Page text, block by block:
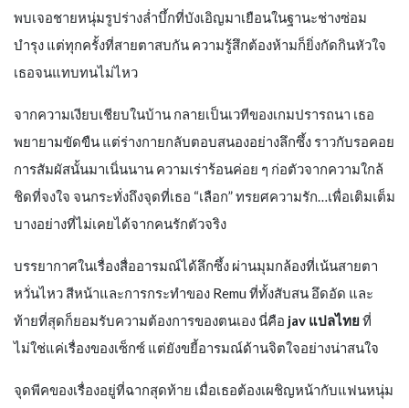
พบเจอชายหนุ่มรูปร่างล่ำบึ้กที่บังเอิญมาเยือนในฐานะช่างซ่อม
บำรุง แต่ทุกครั้งที่สายตาสบกัน ความรู้สึกต้องห้ามก็ยิ่งกัดกินหัวใจ
เธอจนแทบทนไม่ไหว
จากความเงียบเชียบในบ้าน กลายเป็นเวทีของเกมปรารถนา เธอ
พยายามขัดขืน แต่ร่างกายกลับตอบสนองอย่างลึกซึ้ง ราวกับรอคอย
การสัมผัสนั้นมาเนิ่นนาน ความเร่าร้อนค่อย ๆ ก่อตัวจากความใกล้
ชิดที่จงใจ จนกระทั่งถึงจุดที่เธอ “เลือก” ทรยศความรัก…เพื่อเติมเต็ม
บางอย่างที่ไม่เคยได้จากคนรักตัวจริง
บรรยากาศในเรื่องสื่ออารมณ์ได้ลึกซึ้ง ผ่านมุมกล้องที่เน้นสายตา
หวั่นไหว สีหน้าและการกระทำของ Remu ที่ทั้งสับสน อึดอัด และ
ท้ายที่สุดก็ยอมรับความต้องการของตนเอง นี่คือ jav แปลไทยที่
ไม่ใช่แค่เรื่องของเซ็กซ์ แต่ยังขยี้อารมณ์ด้านจิตใจอย่างน่าสนใจ
จุดพีคของเรื่องอยู่ที่ฉากสุดท้าย เมื่อเธอต้องเผชิญหน้ากับแฟนหนุ่ม